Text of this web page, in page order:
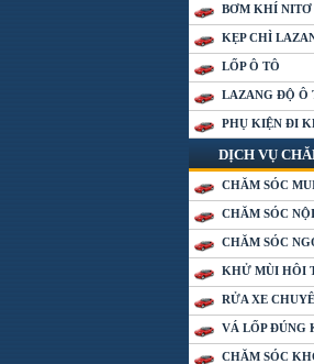
BƠM KHÍ NITƠ
KẸP CHÌ
LỐP Ô TÔ
LAZANG ĐỘ Ô
PHỤ KIỆN ĐI
DỊCH VỤ
CHĂM SÓC
CHĂM SÓC
CHĂM SÓC
KHỬ MÙI HÔI
RỬA XE
VÁ LỐP ĐÚNG
CHĂM SÓC